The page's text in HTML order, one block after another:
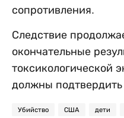
сопротивления.
Следствие
окончательные
токсикологической
должны
Убийство США дети